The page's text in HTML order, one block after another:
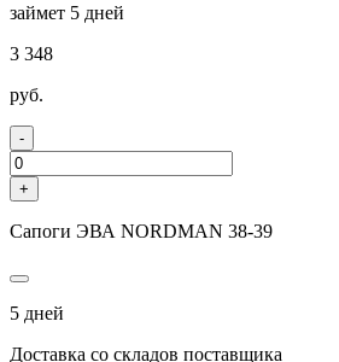
займет 5 дней
3 348
руб.
-
+
Сапоги ЭВА NORDMAN 38-39
5 дней
Доставка со складов поставщика